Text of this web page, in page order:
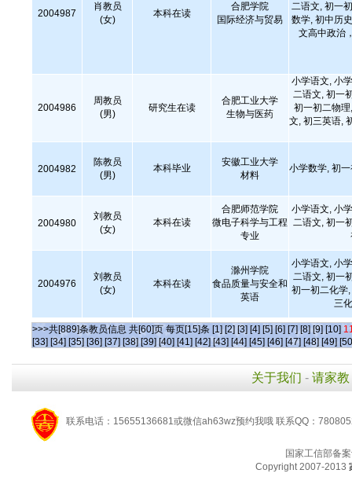
2004987
肖教员
(女)
本科在读
合肥学院
国际经济与贸易
二语文, 初一
数学, 初中历
文高中政治
2004986
周教员
(男)
研究生在读
合肥工业大学
生物与医药
小学语文, 小
二语文, 初一
初一初二物
文, 初三英语,
2004982
陈教员
(男)
本科毕业
安徽工业大学
材料
小学数学, 初
2004980
刘教员
(女)
本科在读
合肥师范学院
微电子科学与工程
专业
小学语文, 小
二语文, 初一
2004976
刘教员
(女)
本科在读
滁州学院
食品质量与安全和
英语
小学语文, 小
二语文, 初一
初一初二化学
三
>>>共[889]条教员信息 共[60]页 每页[15]条 [1] [2] [3] [4] [5] [6] [7] [8] [9] [10]
[33] [34] [35] [36] [37] [38] [39] [40] [41] [42] [43] [44] [45] [46] [47] [48] [49]
关于我们 - 请家教
联系电话：15655136681或微信ah63wz预约我哦 联系QQ：
国家工信部备
Copyright 2007-2013